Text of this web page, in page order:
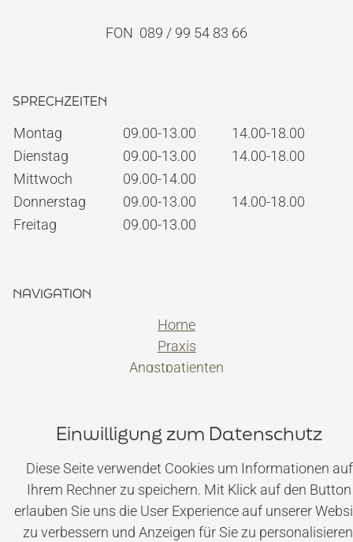
FON 089 / 99 54 83 66
SPRECHZEITEN
Montag 09.00-13.00
14.00-18.00
Dienstag
09.00-13.00
14.00-18.00
Mittwoch
09.00-14.00
Donnerstag
09.00-13.00
14.00-18.00
Freitag
09.00-13.00
NAVIGATION
Home
Praxis
Angstpatienten
Einwilligung zum Datenschutz
Diese Seite verwendet Cookies um Informationen auf
Ihrem Rechner zu speichern. Mit Klick auf den Button
erlauben Sie uns die User Experience auf unserer
zu verbessern und Anzeigen für Sie zu